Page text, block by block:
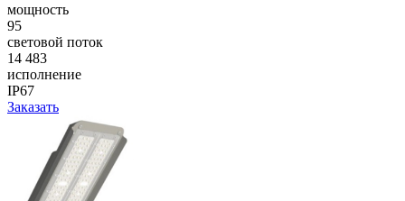
мощность
95
световой поток
14 483
исполнение
IP67
Заказать